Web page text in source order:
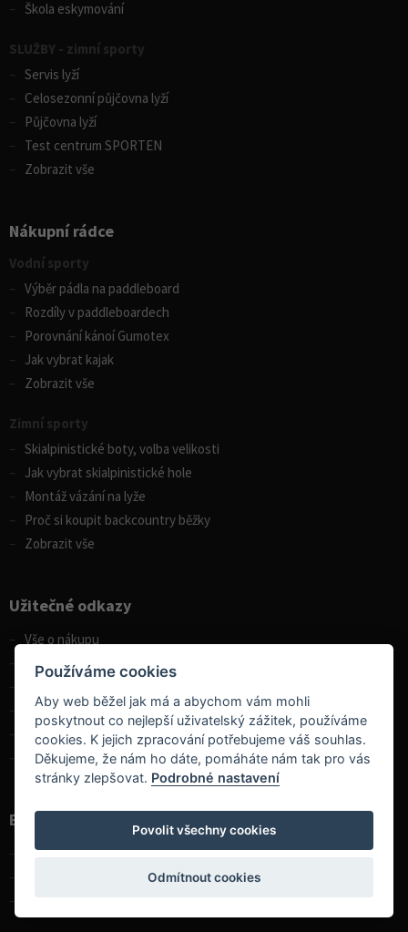
Škola eskymování
SLUŽBY - zimní sporty
Servis lyží
Celosezonní půjčovna lyží
Půjčovna lyží
Test centrum SPORTEN
Zobrazit vše
Nákupní rádce
Vodní sporty
Výběr pádla na paddleboard
Rozdíly v paddleboardech
Porovnání kánoí Gumotex
Jak vybrat kajak
Zobrazit vše
Zimní sporty
Skialpinistické boty, volba velikosti
Jak vybrat skialpinistické hole
Montáž vázání na lyže
Proč si koupit backcountry běžky
Zobrazit vše
Užitečné odkazy
Vše o nákupu
Vrácení a výměna zboží
Slevové kódy
Tabulka velikostí
Nastavení souborů cookies
Boatpark
Kontakt
Používáme cookies
Aby web běžel jak má a abychom vám mohli
poskytnout co nejlepší uživatelský zážitek, používáme
cookies. K jejich zpracování potřebujeme váš souhlas.
Děkujeme, že nám ho dáte, pomáháte nám tak pro vás
stránky zlepšovat. Podrobné nastavení
Povolit všechny cookies
Odmítnout cookies